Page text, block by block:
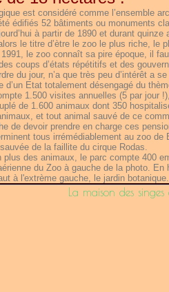
est considéré comme l’ensemble
édifiés 52 bâtiments ou monuments
à partir de 1890 et durant
le titre d’ètre le zoo le plus riche, le
le zoo connaît sa pire époque, il
coups d’états répétitifs et des
du jour, n’a que très peu d’intérêt a
d’un Etat totalement désengagé du
1.500 visites annuelles (5 par jour
de 1.600 animaux dont 350
et tout animal sauvé de ce
de devoir prendre en charge ces
tous irrémédiablement au zoo
de la faillite du cirque Rodas.
plus des animaux, le parc compte 400
du Zoo à gauche de la photo.
à l'extrème gauche, le jardin botanique.